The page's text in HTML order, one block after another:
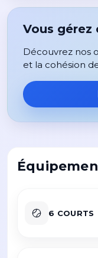
Vous gérez
Découvrez nos
et la cohésion
6 COURTS